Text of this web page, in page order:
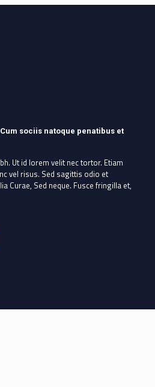
sociis natoque penatibus et
Ut id lorem velit nec tortor. Etiam
vel risus. Sed sagittis odio et
Curae, Sed neque. Fusce fringilla et,